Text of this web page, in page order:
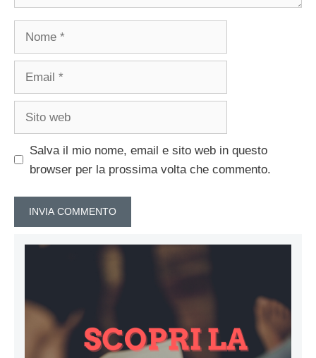
Salva il mio nome, email e sito web in questo
browser per la prossima volta che commento.